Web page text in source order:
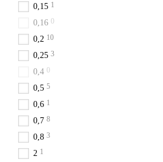
0,15 1
0,16 0
0,2 10
0,25 3
0,4 0
0,5 5
0,6 1
0,7 8
0,8 3
2 1